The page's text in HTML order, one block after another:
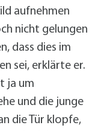
aufnehmen
nicht gelungen
dass dies im
sei, erklärte er.
ja um
und die junge
die Tür klopfe,